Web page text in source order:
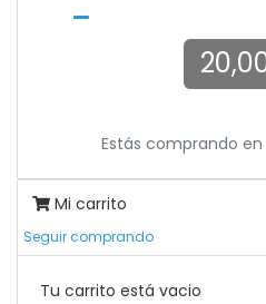
Estás comprando en
Mi carrito
Seguir comprando
Tu carrito está vacio